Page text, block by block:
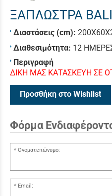
ΞΑΠΛΩΣΤΡΑ BALI
Διαστάσεις (cm):
Διαθεσιμότητα: 12
Περιγραφή
ΔΙΚΗ ΜΑΣ ΚΑΤΑΣΚΕΥΗ ΣΕ
Προσθήκη στο Wishlist
Φόρμα
Ονοματεπώνυμο:
Email: